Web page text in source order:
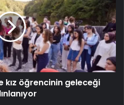
öğrencinin geleceği